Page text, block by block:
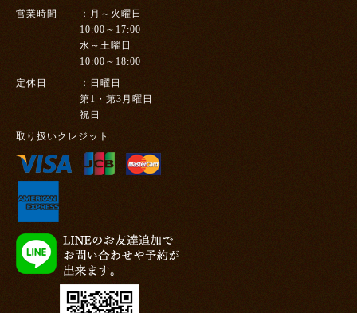
営業時間
月～火曜日
10:00～17:00
水～土曜日
10:00～18:00
定休日
日曜日
第1・第3月曜日
祝日
取り扱いクレジット